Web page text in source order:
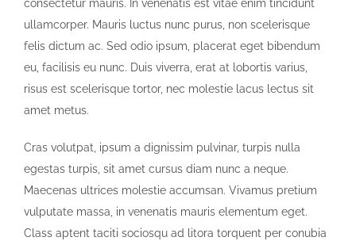
consectetur mauris. In venenatis est vitae enim tincidunt
ullamcorper. Mauris luctus nunc purus, non scelerisque
felis dictum ac. Sed odio ipsum, placerat eget bibendum
eu, facilisis eu nunc. Duis viverra, erat at lobortis varius,
risus est scelerisque tortor, nec molestie lacus lectus sit
amet metus.
Cras volutpat, ipsum a dignissim pulvinar, turpis nulla
egestas turpis, sit amet cursus diam nunc a neque.
Maecenas ultrices molestie accumsan. Vivamus pretium
vulputate massa, in venenatis mauris elementum eget.
Class aptent taciti sociosqu ad litora torquent per conubia